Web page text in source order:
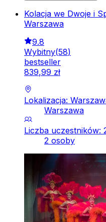
Kolacja we Dwoje i
Warszawa
9.8
Wybitny(58)
bestseller
839,99 zł
Lokalizacja:
Warszawa
Liczba uczestników:
2 osoby